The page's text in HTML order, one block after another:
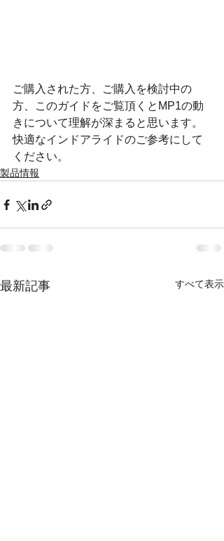
ご購入された方、ご購入を検討中の
方、このガイドをご覧頂くとMP1の動
きについて理解が深まると思います。
快適なインドアライドのご参考にして
ください。
製品情報
最新記事 すべて表示